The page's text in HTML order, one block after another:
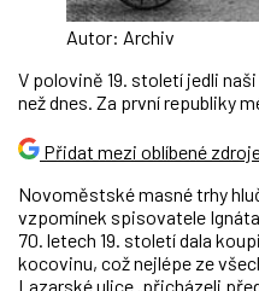
Autor: Archiv
V polovině 19. století jedli
než dnes. Za první republiky
Přidat mezi oblíbené
Novoměstské masné trhy
vzpomínek spisovatele
70. letech 19. století dala
kocovinu, což nejlépe ze
Lazarské ulice „přicházeli